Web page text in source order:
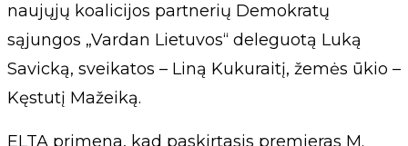
naujųjų koalicijos partnerių Demokratų
sąjungos „Vardan Lietuvos“ deleguotą Luką
Savicką, sveikatos – Liną Kukuraitį, žemės ūkio –
Kęstutį Mažeiką.
ELTA primena, kad paskirtasis premjeras M.